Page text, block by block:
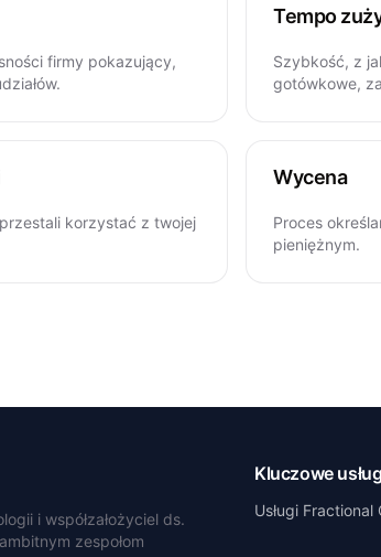
firmy pokazujący,
Tempo
Szybkość, z
gotówkowe,
korzystać z twojej
Wycena
Proces
pieniężnym.
i współzałożyciel ds.
zespołom
Kluczowe
Usługi Fractional